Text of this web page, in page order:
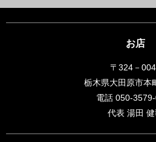
ごきげんよう2025。の巻
12月28日でwabisukeの2025年
ました。 沢山のご来店、通販
とう御座いました。 この文を
て...続きを読む
お店
〒324－
栃木県大田原市本
電話 050-
代表 湯田 健